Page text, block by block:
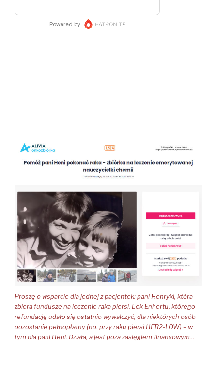
Proszę o wsparcie dla jednej z pacjentek: pani Henryki, która
zbiera fundusze na leczenie raka piersi. Lek Enhertu, którego
refundację udało się ostatnio wywalczyć, dla niektórych osób
pozostanie pełnopłatny (np. przy raku piersi HER2-LOW) – w
tym dla pani Heni. Działa, a jest poza zasięgiem finansowym…